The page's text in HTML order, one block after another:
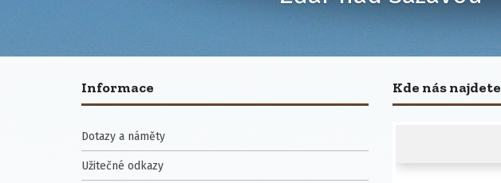
Informace
Dotazy a náměty
Užitečné odkazy
Kde nás najdete